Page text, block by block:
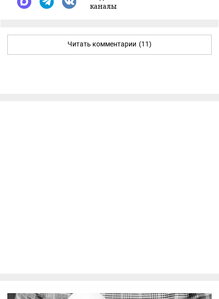
каналы
Читать комментарии (11)